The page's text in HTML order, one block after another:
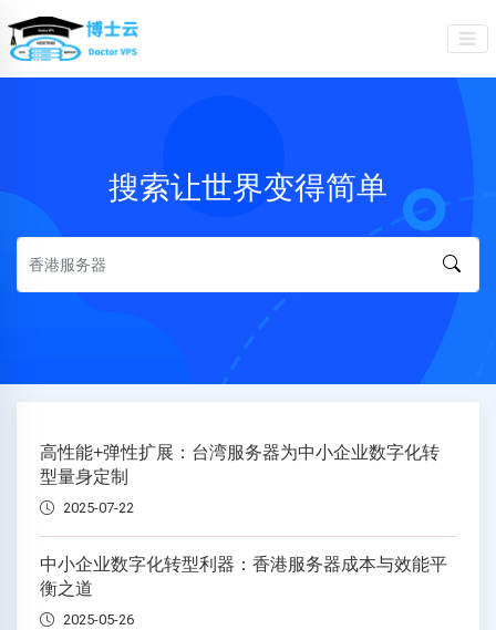
搜索让世界变得简单
高性能+弹性扩展：台湾服务器为中小企业数字化转
型量身定制
2025-07-22
中小企业数字化转型利器：香港服务器成本与效能平
衡之道
2025-05-26